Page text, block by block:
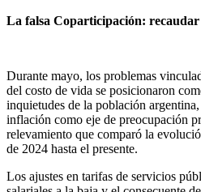
La falsa Coparticipación:
Durante mayo, los problemas
del costo de vida se posicionaron
inquietudes de la población
inflación como eje de preocupación
relevamiento que comparó la
de 2024 hasta el presente.
Los ajustes en tarifas de servicios